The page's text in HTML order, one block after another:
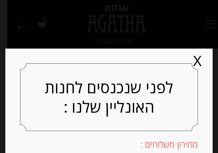
לפני שנכנסים לחנות
האונליין שלנו :
מחירון משלוחים :
X